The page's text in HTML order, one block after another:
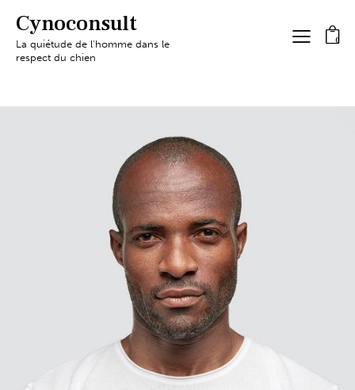
Cynoconsult
La quiétude de l'homme dans le
respect du chien
0